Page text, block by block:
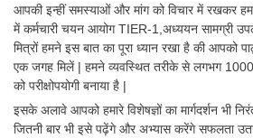
आपकी इन्हीं समस्याओं और मांग को विचार में रखकर
में कर्मचारी चयन आयोग TIER-1,अध्ययन सामग्री
मित्रों हमने इस बात का पूरा ध्यान रखा है की आपको
एक जगह मिलें | हमने व्यवस्थित तरीके से लगभग 1000
को परीक्षोपयोगी बनाया है |
इसके अलावे आपको हमारे विशेषज्ञों का मार्गदर्शन भी
जितनी बार भी इसे पढ़ेंगे और अभ्यास करेंगे सफलता